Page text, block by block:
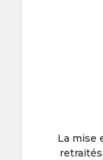
La mise